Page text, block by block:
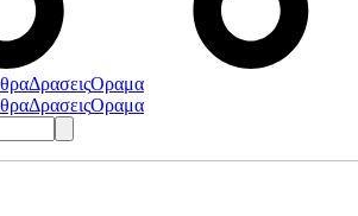
ΔρασειςΟραμα
ΔρασειςΟραμα